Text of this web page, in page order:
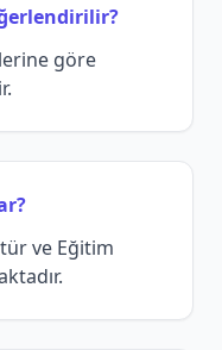
göre
ve Eğitim